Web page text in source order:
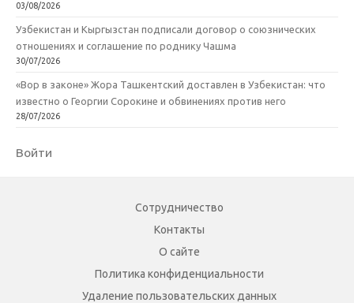
03/08/2026
Узбекистан и Кыргызстан подписали договор о союзнических
отношениях и соглашение по роднику Чашма
30/07/2026
«Вор в законе» Жора Ташкентский доставлен в Узбекистан: что
известно о Георгии Сорокине и обвинениях против него
28/07/2026
Войти
Сотрудничество
Контакты
О сайте
Политика конфиденциальности
Удаление пользовательских данных